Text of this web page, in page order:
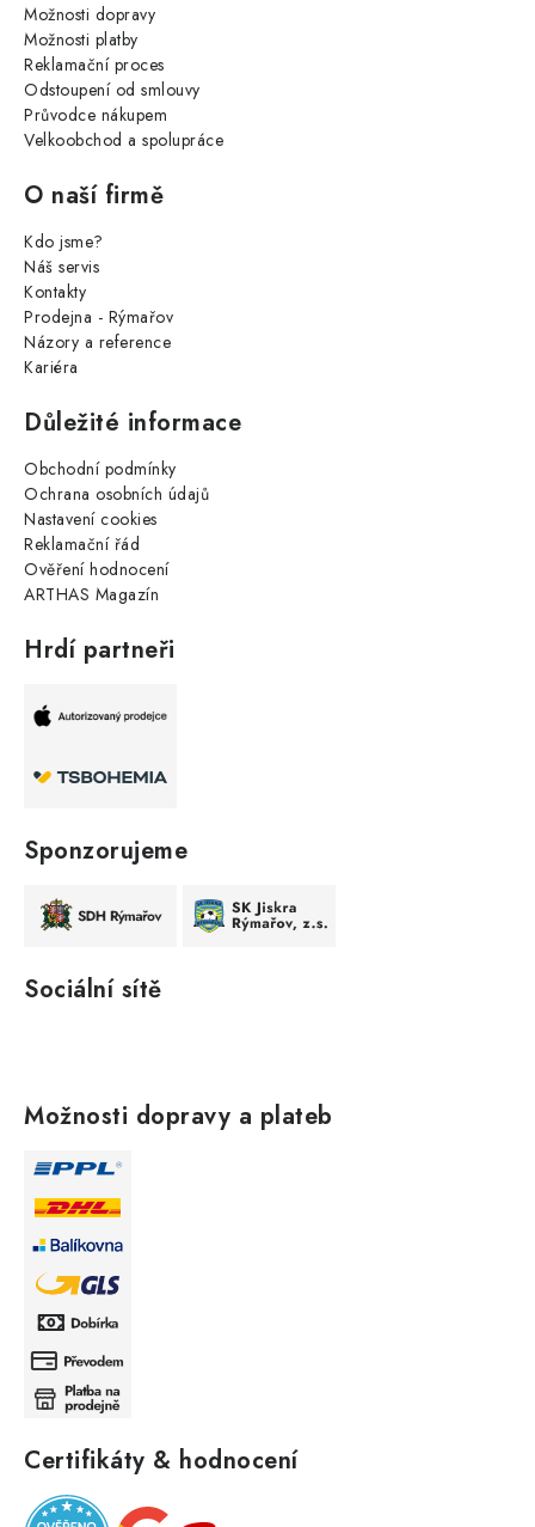
Možnosti dopravy
Možnosti platby
Reklamační proces
Odstoupení od smlouvy
Průvodce nákupem
Velkoobchod a spolupráce
O naší firmě
Kdo jsme?
Náš servis
Kontakty
Prodejna - Rýmařov
Názory a reference
Kariéra
Důležité informace
Obchodní podmínky
Ochrana osobních údajů
Nastavení cookies
Reklamační řád
Ověření hodnocení
ARTHAS Magazín
Hrdí partneři
Sponzorujeme
Sociální sítě
Možnosti dopravy a plateb
Certifikáty & hodnocení